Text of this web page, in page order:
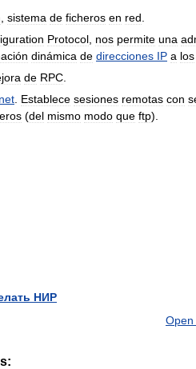
sistema de ficheros en red
Protocol nos permite una
dinámica de direcciones IP a los
de RPC
Establece sesiones remotas con
(del mismo modo que ftp).
НИР